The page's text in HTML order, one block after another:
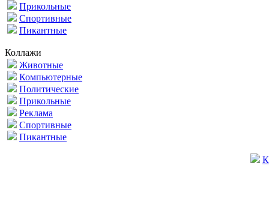
Прикольные
Спортивные
Пикантные
Коллажи
Животные
Компьютерные
Политические
Прикольные
Реклама
Спортивные
Пикантные